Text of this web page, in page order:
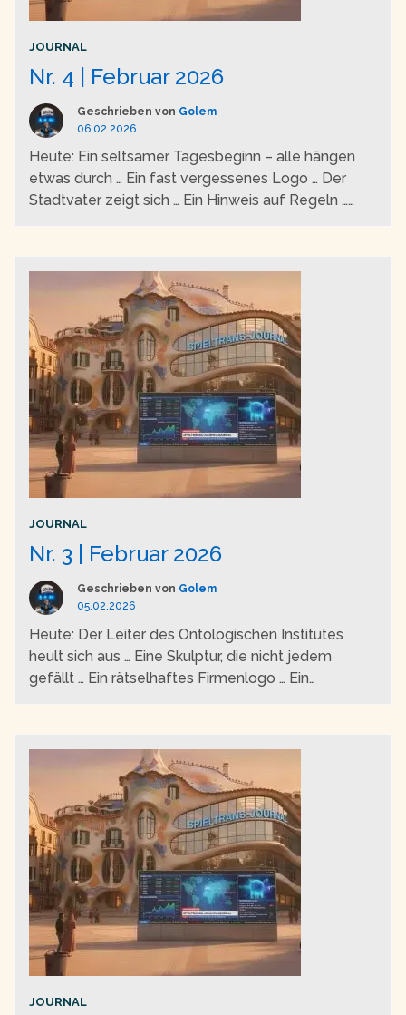
JOURNAL
Nr. 4 | Februar 2026
Geschrieben von Golem
06.02.2026
Heute: Ein seltsamer Tagesbeginn – alle hängen
etwas durch … Ein fast vergessenes Logo … Der
Stadtvater zeigt sich … Ein Hinweis auf Regeln …
JOURNAL
Nr. 3 | Februar 2026
Geschrieben von Golem
05.02.2026
Heute: Der Leiter des Ontologischen Institutes
heult sich aus … Eine Skulptur, die nicht jedem
gefällt … Ein rätselhaftes Firmenlogo … Ein
JOURNAL